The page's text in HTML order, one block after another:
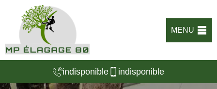
MENU
indisponible indisponible